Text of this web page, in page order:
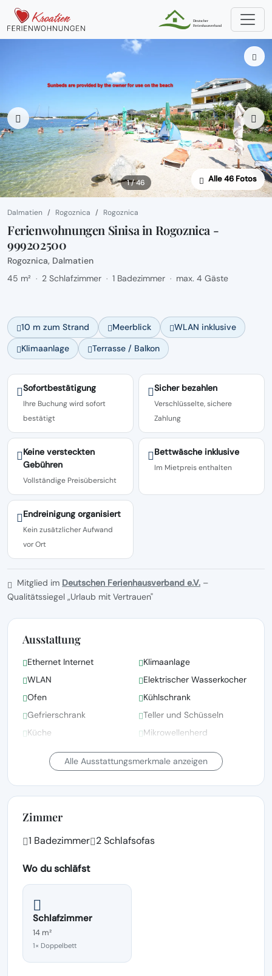
1 / 46 Alle 46 Fotos
Dalmatien Rogoznica Rogoznica
Ferienwohnungen Sinisa in Rogoznica -
999202500
Rogoznica, Dalmatien
45 m² · 2 Schlafzimmer · 1 Badezimmer · max. 4 Gäste
10 m zum Strand Meerblick
WLAN inklusive
Klimaanlage
Terrasse / Balkon
Sofortbestätigung
Ihre Buchung wird sofort
bestätigt
Sicher bezahlen
Verschlüsselte, sichere
Zahlung
Keine versteckten
Gebühren
Vollständige Preisübersicht
Bettwäsche inklusive
Im Mietpreis enthalten
Endreinigung organisiert
Kein zusätzlicher Aufwand
vor Ort
Mitglied im Deutschen Ferienhausverband e.V. –
Qualitätssiegel „Urlaub mit Vertrauen"
Ausstattung
Ethernet Internet
Klimaanlage
WLAN
Elektrischer Wasserkocher
Ofen
Kühlschrank
Gefrierschrank
Teller und Schüsseln
Küche
Mikrowellenherd
Körperseife
Garten-/Außendusche
Alle Ausstattungsmerkmale anzeigen
Zimmer
1 Badezimmer 2 Schlafsofas
Wo du schläfst
Schlafzimmer
14 m²
1× Doppelbett